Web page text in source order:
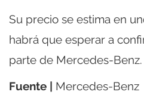
Su precio se estima en
habrá que esperar a
parte de Mercedes-Benz.
Fuente | Mercedes-Benz